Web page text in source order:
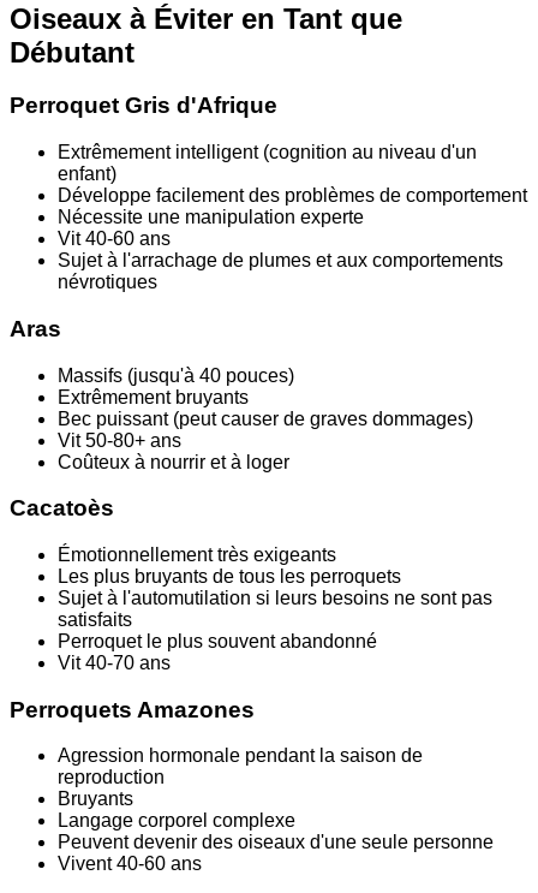
Oiseaux à Éviter en Tant que
Débutant
Perroquet Gris d'Afrique
Extrêmement intelligent (cognition au niveau d'un
enfant)
Développe facilement des problèmes de comportement
Nécessite une manipulation experte
Vit 40-60 ans
Sujet à l'arrachage de plumes et aux comportements
névrotiques
Aras
Massifs (jusqu'à 40 pouces)
Extrêmement bruyants
Bec puissant (peut causer de graves dommages)
Vit 50-80+ ans
Coûteux à nourrir et à loger
Cacatoès
Émotionnellement très exigeants
Les plus bruyants de tous les perroquets
Sujet à l'automutilation si leurs besoins ne sont pas
satisfaits
Perroquet le plus souvent abandonné
Vit 40-70 ans
Perroquets Amazones
Agression hormonale pendant la saison de
reproduction
Bruyants
Langage corporel complexe
Peuvent devenir des oiseaux d'une seule personne
Vivent 40-60 ans